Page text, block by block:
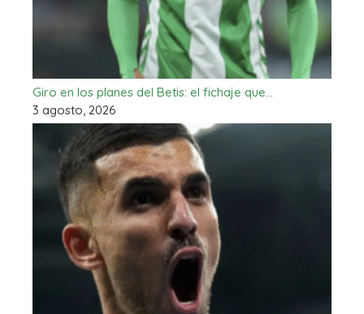
Giro en los planes del Betis: el fichaje que…
3 agosto, 2026